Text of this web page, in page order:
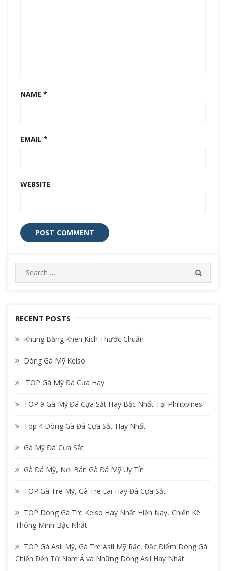
NAME *
EMAIL *
WEBSITE
e
c
f
r
E
RECENT POSTS
Khung Bằng Khen Kích Thước Chuẩn
Dòng Gà Mỹ Kelso
TOP Gà Mỹ Đá Cựa Hay
TOP 9 Gà Mỹ Đá Cựa Sắt Hay Bậc Nhất Tại Philippines
Top 4 Dòng Gà Đá Cựa Sắt Hay Nhất
Gà Mỹ Đá Cựa Sắt
Gà Đá Mỹ, Nơi Bán Gà Đá Mỹ Uy Tín
TOP Gà Tre Mỹ, Gà Tre Lai Hay Đá Cựa Sắt
TOP Dòng Gà Tre Kelso Hay Nhất Hiện Nay, Chiến Kê
Thông Minh Bậc Nhất
TOP Gà Asil Mỹ, Gà Tre Asil Mỹ Rặc, Đặc Điểm Dòng Gà
Chiến Đến Từ Nam Á và Những Dòng Asil Hay Nhất
vt.org/phan